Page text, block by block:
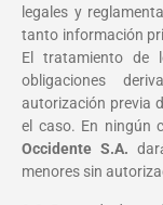
legales y
tanto información
El tratamiento de
obligaciones
autorización previa
el caso. En ningún
Occidente S.A.
menores sin